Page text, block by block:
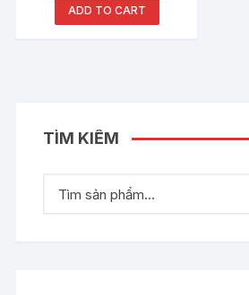
ADD TO CART
TÌM KIẾM